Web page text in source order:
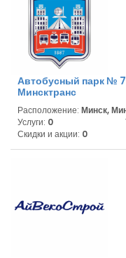
Автобусный парк №
Минсктранс
Расположение: Минск,
Услуги: 0
Скидки и акции: 0